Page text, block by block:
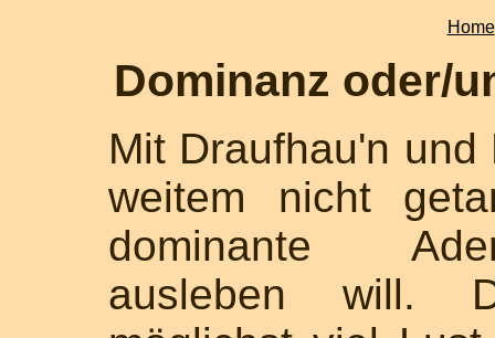
Home
Dominanz oder/
Mit Draufhau'n
weitem nicht
dominante
ausleben will.